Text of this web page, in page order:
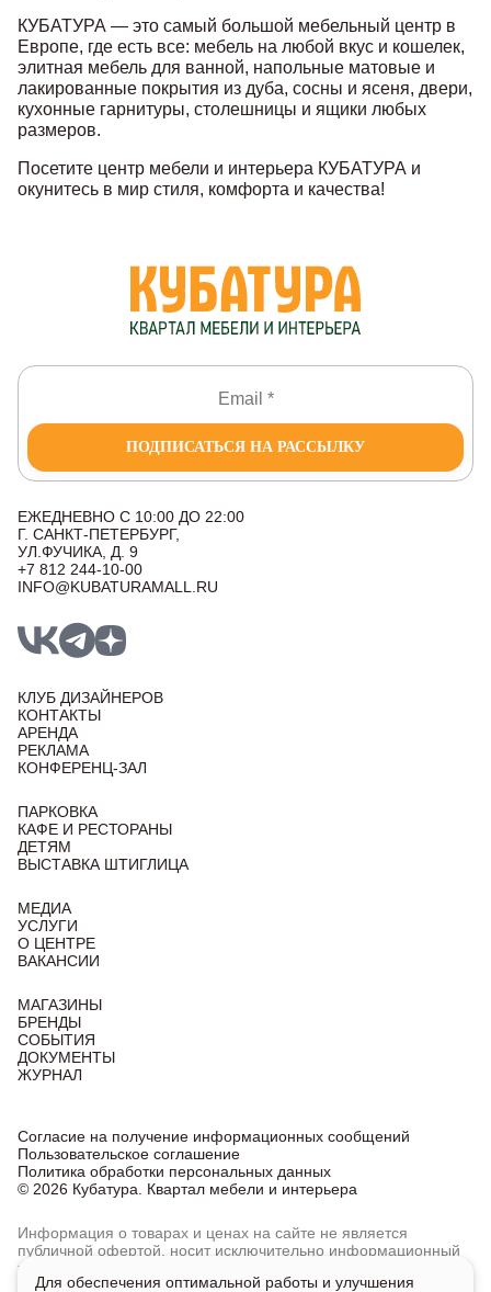
КУБАТУРА — это самый большой мебельный центр в
Европе, где есть все: мебель на любой вкус и кошелек,
элитная мебель для ванной, напольные матовые и
лакированные покрытия из дуба, сосны и ясеня, двери,
кухонные гарнитуры, столешницы и ящики любых
размеров.
Посетите центр мебели и интерьера КУБАТУРА и
окунитесь в мир стиля, комфорта и качества!
ПОДПИСАТЬСЯ НА РАССЫЛКУ
ЕЖЕДНЕВНО С 10:00 ДО 22:00
Г. САНКТ-ПЕТЕРБУРГ,
УЛ.ФУЧИКА, Д. 9
+7 812 244-10-00
INFO@KUBATURAMALL.RU
КЛУБ ДИЗАЙНЕРОВ
КОНТАКТЫ
АРЕНДА
РЕКЛАМА
КОНФЕРЕНЦ-ЗАЛ
ПАРКОВКА
КАФЕ И РЕСТОРАНЫ
ДЕТЯМ
ВЫСТАВКА ШТИГЛИЦА
МЕДИА
УСЛУГИ
О ЦЕНТРЕ
ВАКАНСИИ
МАГАЗИНЫ
БРЕНДЫ
СОБЫТИЯ
ДОКУМЕНТЫ
ЖУРНАЛ
© 2026 Кубатура. Квартал мебели и интерьера
Согласие на получение информационных сообщений
Пользовательское соглашение
Политика обработки персональных данных
Информация о товарах и ценах на сайте не является
публичной офертой, носит исключительно информационный
характер.
Для получения подробной информации о наличии
Для обеспечения оптимальной работы и улучшения